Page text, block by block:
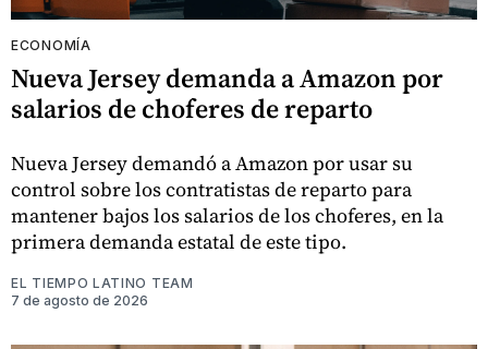
ECONOMÍA
Nueva Jersey demanda a Amazon por
salarios de choferes de reparto
Nueva Jersey demandó a Amazon por usar su
control sobre los contratistas de reparto para
mantener bajos los salarios de los choferes, en la
primera demanda estatal de este tipo.
EL TIEMPO LATINO TEAM
7 de agosto de 2026